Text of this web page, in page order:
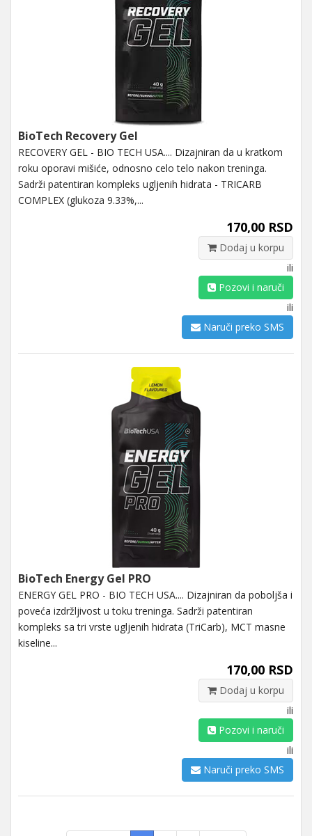
BioTech Recovery Gel
RECOVERY GEL - BIO TECH USA.... Dizajniran da u kratkom
roku oporavi mišiće, odnosno celo telo nakon treninga.
Sadrži patentiran kompleks ugljenih hidrata - TRICARB
COMPLEX (glukoza 9.33%,...
170,00 RSD
Dodaj u korpu
ili
Pozovi i naruči
ili
Naruči preko SMS
BioTech Energy Gel PRO
ENERGY GEL PRO - BIO TECH USA.... Dizajniran da poboljša i
poveća izdržljivost u toku treninga. Sadrži patentiran
kompleks sa tri vrste ugljenih hidrata (TriCarb), MCT masne
kiseline...
170,00 RSD
Dodaj u korpu
ili
Pozovi i naruči
ili
Naruči preko SMS